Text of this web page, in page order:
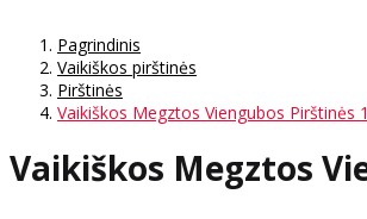
Pagrindinis
Vaikiškos pirštinės
Pirštinės
Vaikiškos Megztos Viengubos Pirštinės
Vaikiškos Megztos